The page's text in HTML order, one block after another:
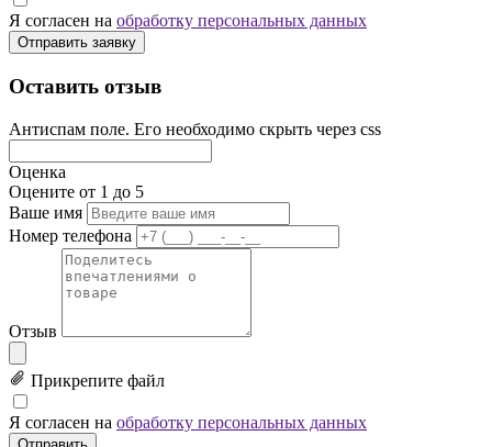
Я согласен на обработку персональных данных
Отправить заявку
Оставить отзыв
Антиспам поле. Его необходимо скрыть через css
Оценка
Оцените от 1 до 5
Ваше имя
Номер телефона
Отзыв
Прикрепите файл
Я согласен на обработку персональных данных